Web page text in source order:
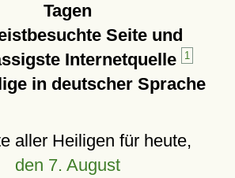
Tagen
Seite und
Internetquelle
1
in deutscher Sprache
aller Heiligen für heute,
den 7. August